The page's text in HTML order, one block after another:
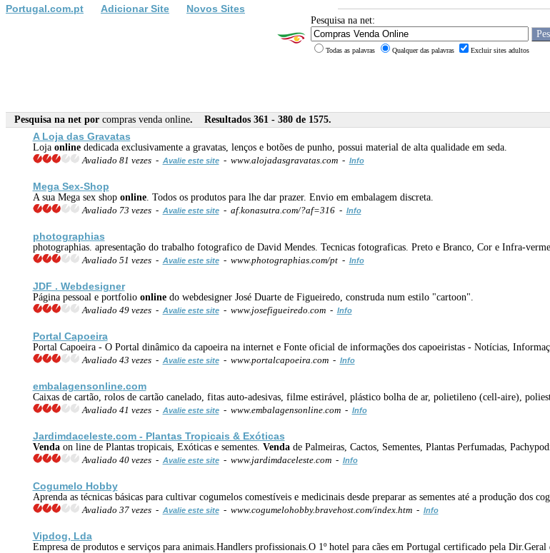
Portugal.com.pt Adicionar Site Novos Sites
Pesquisa na net:
Todas as palavras Qualquer das palavras Excluir sites adultos
Pesquisa na net por compras venda online. Resultados 361 - 380 de 1575.
A Loja das Gravatas
Loja onlinededicada exclusivamente a gravatas, lenços e botões de punho, possui material de alta qualidade em seda.
Avaliado 81 vezes - Avalie este site- www.alojadasgravatas.com - Info
Mega Sex-Shop
A sua Mega sex shop online. Todos os produtos para lhe dar prazer. Envio em embalagem discreta.
Avaliado 73 vezes - Avalie este site- af.konasutra.com/?af=316 - Info
photographias
photographias. apresentação do trabalho fotografico de David Mendes. Tecnicas fotograficas. Preto e Branco, Cor e Infra-
Avaliado 51 vezes - Avalie este site- www.photographias.com/pt - Info
JDF . Webdesigner
Página pessoal e portfolio onlinedo webdesigner José Duarte de Figueiredo, construda num estilo "cartoon".
Avaliado 49 vezes - Avalie este site- www.josefigueiredo.com - Info
Portal Capoeira
Portal Capoeira - O Portal dinâmico da capoeira na internet e Fonte oficial de informações dos capoeiristas - Notícias,
Avaliado 43 vezes - Avalie este site- www.portalcapoeira.com - Info
embalagensonline.com
Caixas de cartão, rolos de cartão canelado, fitas auto-adesivas, filme estirável, plástico bolha de ar, polietileno (cell-aire),
Avaliado 41 vezes - Avalie este site- www.embalagensonline.com - Info
Jardimdaceleste.com - Plantas Tropicais & Exóticas
Vendaon line de Plantas tropicais, Exóticas e sementes. Vendade Palmeiras, Cactos, Sementes, Plantas Perfumadas,
Avaliado 40 vezes - Avalie este site- www.jardimdaceleste.com - Info
Cogumelo Hobby
Aprenda as técnicas básicas para cultivar cogumelos comestíveis e medicinais desde preparar as sementes até a produção dos
Avaliado 37 vezes - Avalie este site- www.cogumelohobby.bravehost.com/index.htm - Info
Vipdog, Lda
Empresa de produtos e serviços para animais.Handlers profissionais.O 1º hotel para cães em Portugal certificado pela